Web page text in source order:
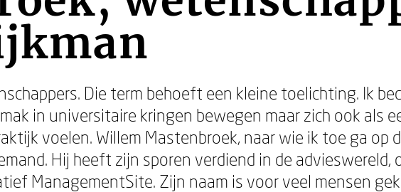
Die term behoeft een kleine toelichting. Ik
in universitaire kringen bewegen maar zich ook als
voelen. Willem Mastenbroek, naar wie ik toe ga op
Hij heeft zijn sporen verdiend in de advieswereld,
ManagementSite. Zijn naam is voor veel mensen